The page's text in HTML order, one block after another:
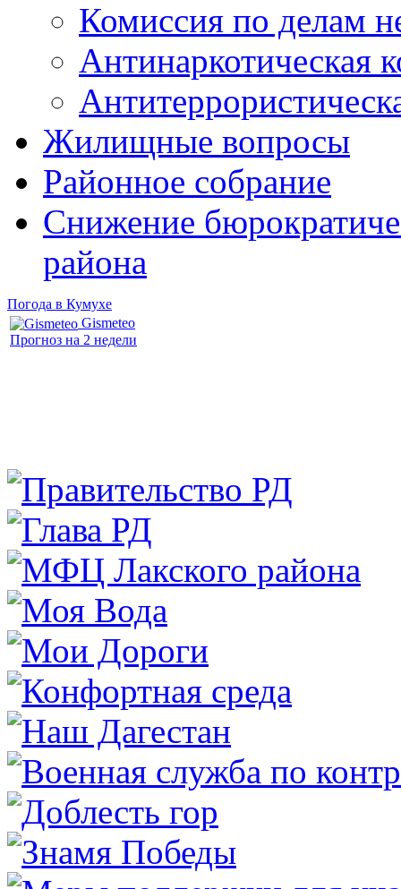
Комиссия по делам
Антинаркотическая
Жилищные вопросы
Районное собрание
Снижение
района
Погода в Кумухе
Gismeteo
Прогноз на 2 недели